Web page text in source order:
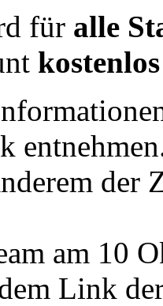
für alle
kostenlos
der
am 10
Link